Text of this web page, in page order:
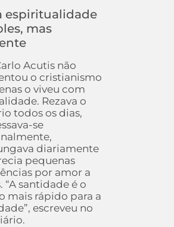
espiritualidade
mas
Acutis não
o cristianismo
o viveu com
Rezava o
todos os dias,
se
diariamente
pequenas
por amor a
“A santidade é o
mais rápido para a
escreveu no